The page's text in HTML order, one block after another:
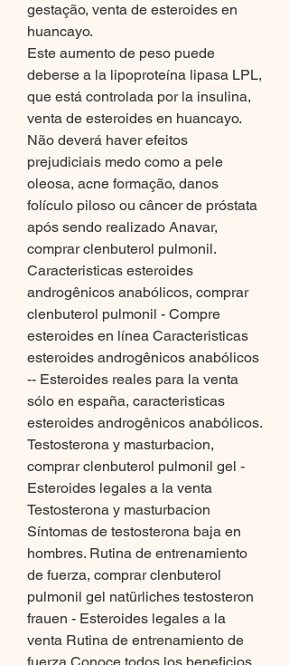
gestação, venta de esteroides en
huancayo.
Este aumento de peso puede
deberse a la lipoproteína lipasa LPL,
que está controlada por la insulina,
venta de esteroides en huancayo.
Não deverá haver efeitos
prejudiciais medo como a pele
oleosa, acne formação, danos
folículo piloso ou câncer de próstata
após sendo realizado Anavar,
comprar clenbuterol pulmonil.
Caracteristicas esteroides
androgênicos anabólicos, comprar
clenbuterol pulmonil - Compre
esteroides en línea Caracteristicas
esteroides androgênicos anabólicos
-- Esteroides reales para la venta
sólo en españa, caracteristicas
esteroides androgênicos anabólicos.
Testosterona y masturbacion,
comprar clenbuterol pulmonil gel -
Esteroides legales a la venta
Testosterona y masturbacion
Síntomas de testosterona baja en
hombres. Rutina de entrenamiento
de fuerza, comprar clenbuterol
pulmonil gel natürliches testosteron
frauen - Esteroides legales a la
venta Rutina de entrenamiento de